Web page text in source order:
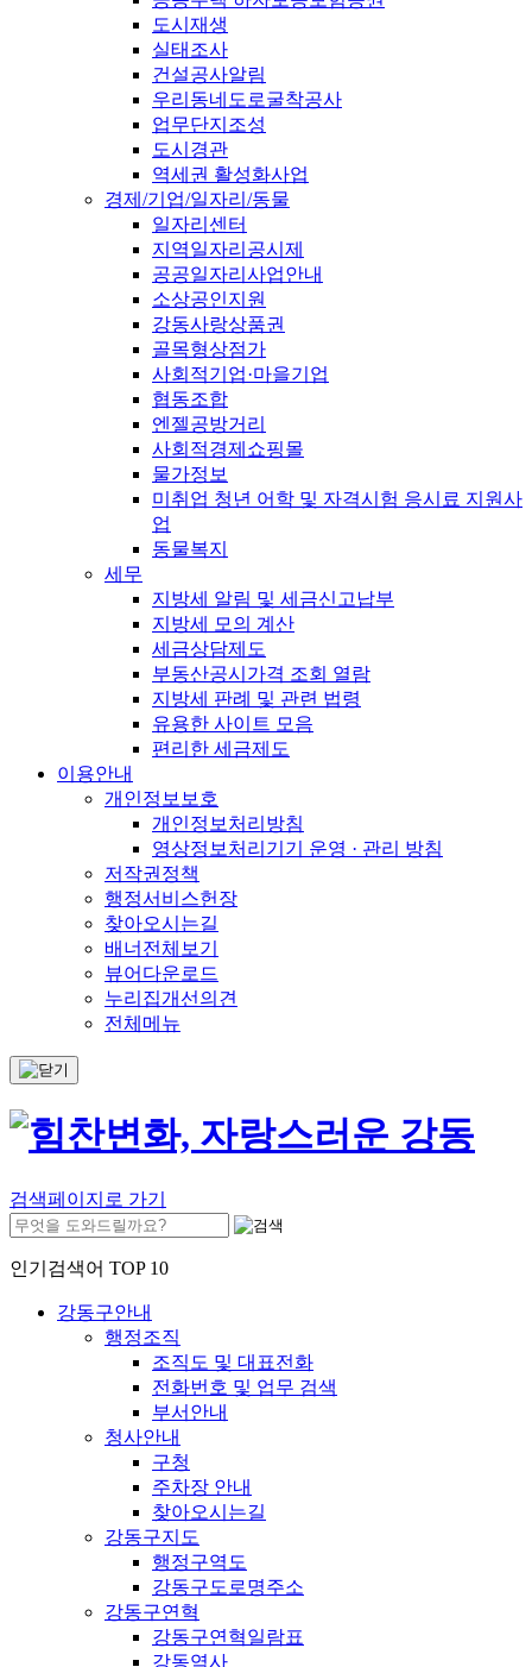
도시재생
실태조사
건설공사알림
우리동네도로굴착공사
업무단지조성
도시경관
역세권 활성화사업
경제/기업/일자리/동물
일자리센터
지역일자리공시제
공공일자리사업안내
소상공인지원
강동사랑상품권
골목형상점가
사회적기업·마을기업
협동조합
엔젤공방거리
사회적경제쇼핑몰
물가정보
미취업 청년 어학 및 자격시험 응시료 지원사
업
동물복지
세무
지방세 알림 및 세금신고납부
지방세 모의 계산
세금상담제도
부동산공시가격 조회 열람
지방세 판례 및 관련 법령
유용한 사이트 모음
편리한 세금제도
이용안내
개인정보보호
개인정보처리방침
영상정보처리기기 운영 · 관리 방침
저작권정책
행정서비스헌장
찾아오시는길
배너전체보기
뷰어다운로드
누리집개선의견
전체메뉴
검색페이지로 가기
인기검색어 TOP 10
강동구안내
행정조직
조직도 및 대표전화
전화번호 및 업무 검색
부서안내
청사안내
구청
주차장 안내
찾아오시는길
강동구지도
행정구역도
강동구도로명주소
강동구연혁
강동구연혁일람표
강동역사